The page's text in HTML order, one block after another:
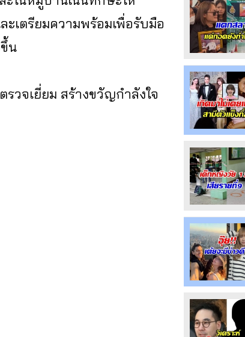
เตรียมความพร้อมเพื่อรับมือ
น
วจเยี่ยม สร้างขวัญกำลังใจ